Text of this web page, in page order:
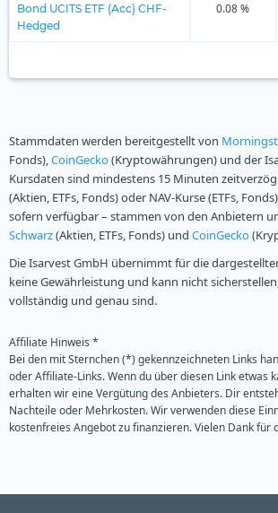
Bond UCITS ETF (Acc) CHF-
Hedged
0.08 %
Stammdaten werden bereitgestellt von
Fonds),CoinGecko(Kryptowährungen) und der
Kursdaten sind mindestens 15 Minuten
(Aktien, ETFs, Fonds) oder NAV-Kurse (ETFs,
sofern verfügbar – stammen von den Anbietern
Schwarz(Aktien, ETFs, Fonds) und CoinGecko
Die Isarvest GmbH übernimmt für die
keine Gewährleistung und kann nicht
vollständig und genau sind.
Affiliate Hinweis *
Bei den mit Sternchen (*) gekennzeichneten Links
oder Affiliate-Links. Wenn du über diesen Link etwas
erhalten wir eine Vergütung des Anbieters. Dir
Nachteile oder Mehrkosten. Wir verwenden diese
kostenfreies Angebot zu finanzieren. Vielen Dank für